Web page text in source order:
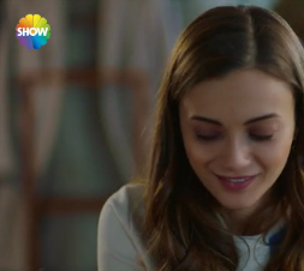
Yüklendi:
73.37%